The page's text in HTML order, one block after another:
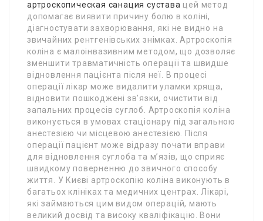
артроскопическая санация сустава цей метод
допомагає виявити причину болю в коліні,
діагностувати захворювання, які не видно на
звичайних рентгенівських знімках. Артроскопія
коліна є малоінвазивним методом, що дозволяє
зменшити травматичність операції та швидше
відновлення пацієнта після неї. В процесі
операції лікар може видалити уламки хряща,
відновити пошкоджені зв’язки, очистити від
запальних процесів суглоб. Артроскопія коліна
виконується в умовах стаціонару під загальною
анестезією чи місцевою анестезією. Після
операції пацієнт може відразу почати вправи
для відновлення суглоба та м’язів, що сприяє
швидкому поверненню до звичного способу
життя. У Києві артроскопію коліна виконують в
багатьох клініках та медичних центрах. Лікарі,
які займаються цим видом операцій, мають
великий досвід та високу кваліфікацію. Вони